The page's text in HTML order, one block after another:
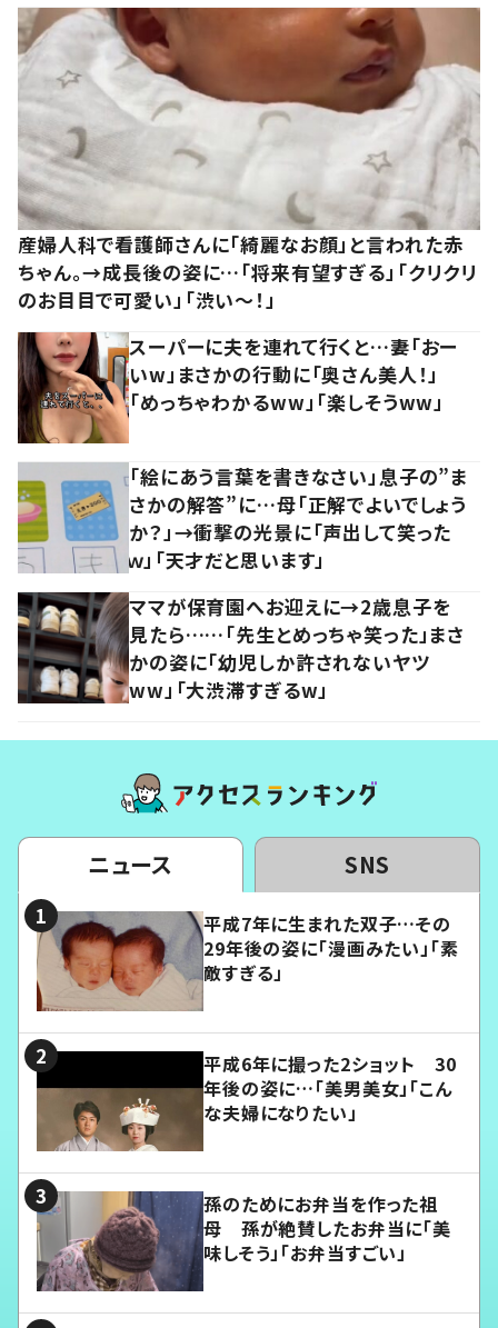
産婦人科で看護師さんに「綺麗なお顔」と言われた赤
ちゃん。→成長後の姿に…「将来有望すぎる」「クリクリ
のお目目で可愛い」「渋い～！」
スーパーに夫を連れて行くと…妻「おー
いw」まさかの行動に「奥さん美人！」
「めっちゃわかるww」「楽しそうww」
「絵にあう言葉を書きなさい」息子の”ま
さかの解答”に…母「正解でよいでしょう
か？」→衝撃の光景に「声出して笑った
ｗ」「天才だと思います」
ママが保育園へお迎えに→2歳息子を
見たら……「先生とめっちゃ笑った」まさ
かの姿に「幼児しか許されないヤツ
ww」「大渋滞すぎるw」
ニュース SNS
平成7年に生まれた双子…その
29年後の姿に「漫画みたい」「素
敵すぎる」
平成6年に撮った2ショット 30
年後の姿に…「美男美女」「こん
な夫婦になりたい」
孫のためにお弁当を作った祖
母 孫が絶賛したお弁当に「美
味しそう」「お弁当すごい」